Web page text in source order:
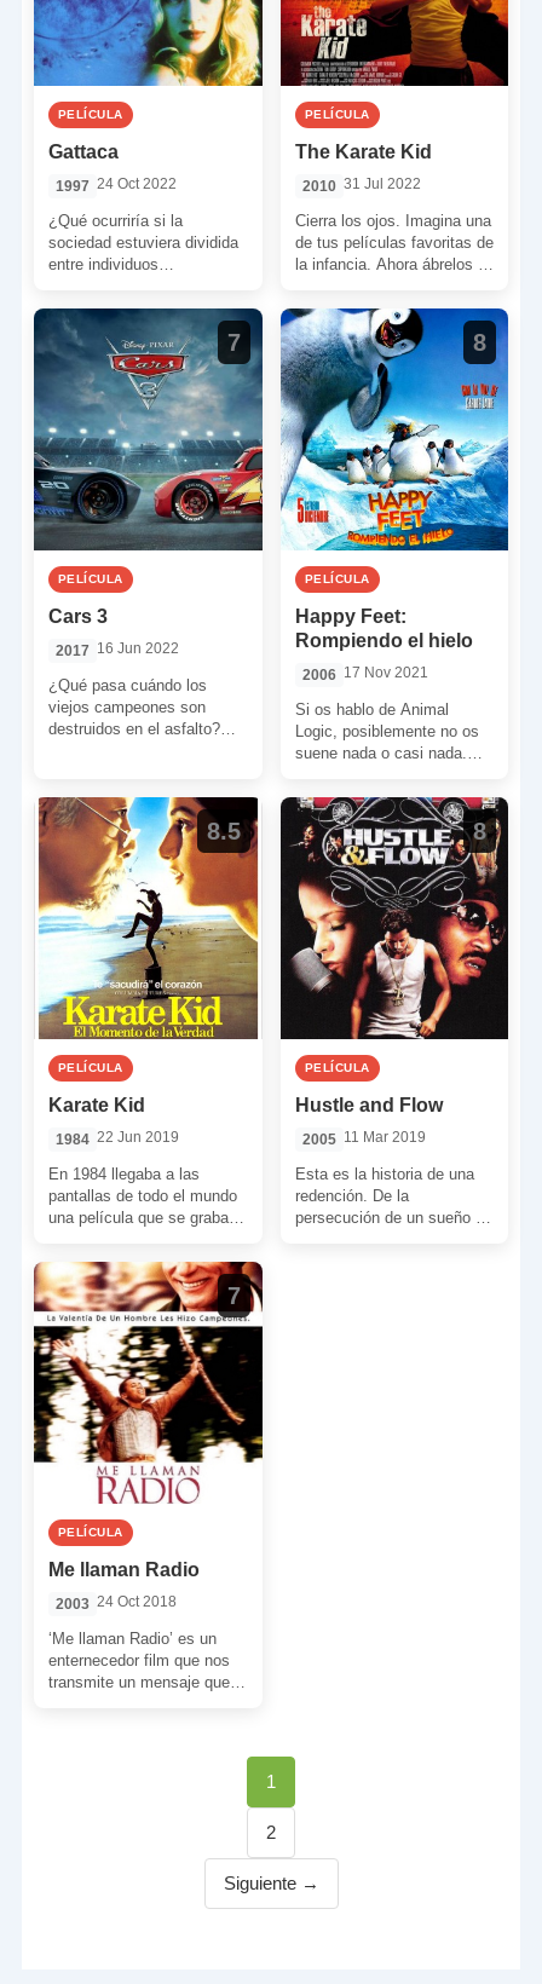
PELÍCULA
Gattaca
1997 24 Oct 2022
¿Qué ocurriría si la
sociedad estuviera dividida
entre individuos
ciudadanos con
imperfecciones congénitas?
¿Y si el simple […]
PELÍCULA
The Karate Kid
2010 31 Jul 2022
Cierra los ojos. Imagina una
de tus películas favoritas de
la infancia. Ahora ábrelos y
[…]
7
PELÍCULA
Cars 3
2017 16 Jun 2022
¿Qué pasa cuándo los
viejos campeones son
destruidos en el asfalto?
8
PELÍCULA
Happy Feet:
Rompiendo el hielo
2006 17 Nov 2021
Si os hablo de Animal
Logic, posiblemente no os
suene nada o casi nada.
[…]
8.5
PELÍCULA
Karate Kid
1984 22 Jun 2019
En 1984 llegaba a las
pantallas de todo el mundo
una película que se grabaría
8
PELÍCULA
Hustle and Flow
2005 11 Mar 2019
Esta es la historia de una
redención. De la
persecución de un sueño y,
7
PELÍCULA
Me llaman Radio
2003 24 Oct 2018
‘Me llaman Radio’ es un
enternecedor film que nos
transmite un mensaje que
Página
1
Página
2
Siguiente →